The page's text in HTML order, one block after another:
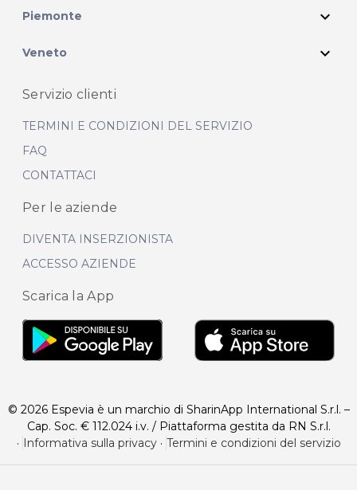
Piemonte expand_more
Veneto expand_more
Servizio clienti
TERMINI E CONDIZIONI DEL SERVIZIO
FAQ
CONTATTACI
Per le aziende
DIVENTA INSERZIONISTA
ACCESSO AZIENDE
Scarica la App
© 2026 Espevia è un marchio di SharinApp International S.r.l. –
Cap. Soc. € 112.024 i.v. / Piattaforma gestita da RN S.r.l.
· Informativa sulla privacy· Termini e condizioni del servizio